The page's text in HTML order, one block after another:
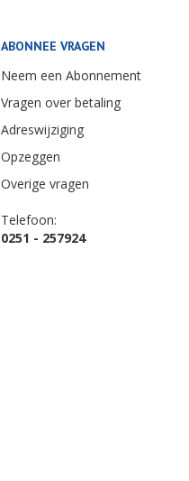
ABONNEE VRAGEN
Neem een Abonnement
Vragen over betaling
Adreswijziging
Opzeggen
Overige vragen
Telefoon:
0251 - 257924